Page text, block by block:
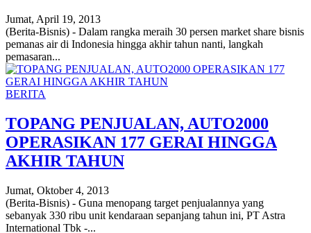
Jumat, April 19, 2013
(Berita-Bisnis) - Dalam rangka meraih 30 persen market share bisnis
pemanas air di Indonesia hingga akhir tahun nanti, langkah
pemasaran...
BERITA
TOPANG PENJUALAN, AUTO2000
OPERASIKAN 177 GERAI HINGGA
AKHIR TAHUN
Jumat, Oktober 4, 2013
(Berita-Bisnis) - Guna menopang target penjualannya yang
sebanyak 330 ribu unit kendaraan sepanjang tahun ini, PT Astra
International Tbk -...